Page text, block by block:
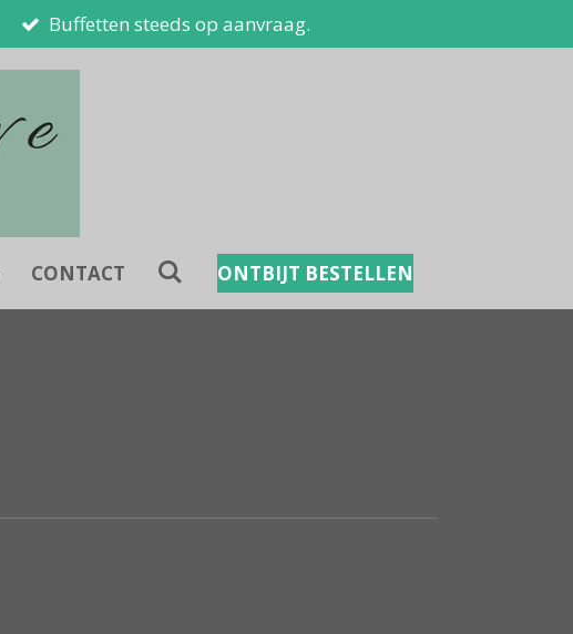
Buffetten steeds op aanvraag.
CONTACT ONTBIJT BESTELLEN